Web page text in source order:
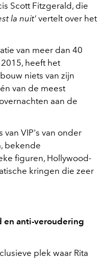
Scott Fitzgerald, die
la nuit'vertelt over het
van meer dan 40
heeft het
niets van zijn
van de meest
aan de
van VIP's van onder
bekende
figuren, Hollywood-
kringen die zeer
en anti-veroudering
plek waar Rita